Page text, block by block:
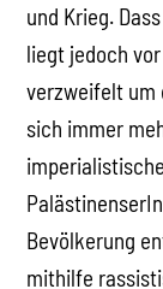
und Krieg.
liegt jedoch
verzweifelt um
sich immer
Bevölkerung
mithilfe